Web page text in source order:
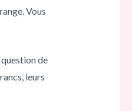
Vous
question de
leurs